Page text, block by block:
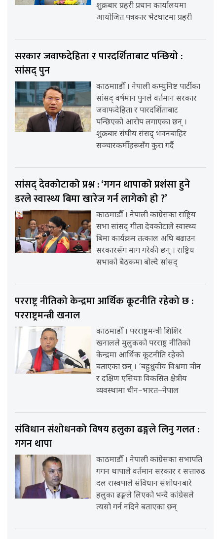
शुक्रबार प्रहरी प्रधान कार्यालयमा
आयोजित पत्रकार भेटघाटमा प्रहरी
सरकार जवाफदेहिता र पारदर्शिताबाट पन्छियो :
सांसद् पुन
काठमााडौँ । नेपाली कम्युनिष्ट पार्टीका
सांसद् वर्षमान पुनले वर्तमान सरकार
जवाफदेहिता र पारदर्शिताबाट
पन्छिएको आरोप लगाएका छन् ।
शुक्रबार संघीय संसद् भवनबाहिर
सञ्चारकर्मीहरूसँग कुरा गर्दै
सांसद् देवकोटाको प्रश्न : ‘गगन थापाको प्रशंसा हुने
डरले स्वास्थ्य बिमा खारेज गर्न लागेको हो ?’
काठमाडौँ । नेपाली कांग्रेसका राष्ट्रिय
सभा सांसद् गीता देवकोटाले स्वास्थ्य
बिमा कार्यक्रम तत्काल अघि बढाउन
सरकारसँग माग गरेकी छन् । राष्ट्रिय
सभाको बैठकमा बोल्दै सांसद्
परराष्ट्र नीतिको केन्द्रमा आर्थिक कूटनीति रहेको छ :
परराष्ट्रमन्त्री खनाल
काठमाडौँ । परराष्ट्रमन्त्री शिशिर
खनालले मुलुकको परराष्ट्र नीतिको
केन्द्रमा आर्थिक कूटनीति रहेको
बताएका छन् । ‘बहुध्रुवीय विश्वमा चीन
र दक्षिण एसियाः विकसित क्षेत्रीय
व्यवस्थामा चीन–भारत–नेपाल
संविधान संशोधनको विषय हलुका ढङ्गले लिनु गलत :
गगन थापा
काठमाडौँ । नेपाली कांग्रेसका सभापति
गगन थापाले वर्तमान सरकार र सत्तारुढ
दल रास्वपाले संविधान संशोधनबारे
हलुका ढङ्गले लिएको भन्दै कांग्रेसले
त्यसो गर्न नदिने बताएका छन्